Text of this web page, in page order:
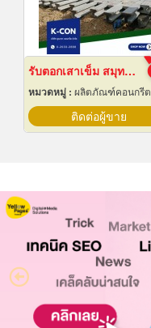
รับตอกเสาเข็ม สมุทรปราการ ราคาถูก
หมวดหมู่ : ผลิตภัณฑ์คอนกรีต
ติดต่อผู้ขาย